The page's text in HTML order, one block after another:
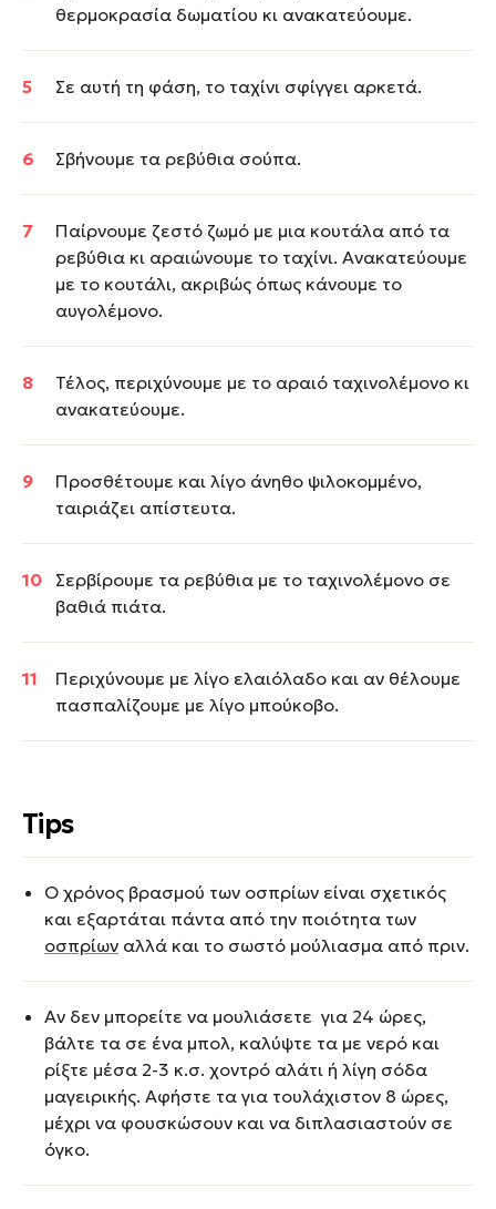
θερμοκρασία δωματίου κι ανακατεύουμε.
Σε αυτή τη φάση, το ταχίνι σφίγγει αρκετά.
Σβήνουμε τα ρεβύθια σούπα.
Παίρνουμε ζεστό ζωμό με μια κουτάλα από τα
ρεβύθια κι αραιώνουμε το ταχίνι. Ανακατεύουμε
με το κουτάλι, ακριβώς όπως κάνουμε το
αυγολέμονο.
Τέλος, περιχύνουμε με το αραιό ταχινολέμονο κι
ανακατεύουμε.
Προσθέτουμε και λίγο άνηθο ψιλοκομμένο,
ταιριάζει απίστευτα.
Σερβίρουμε τα ρεβύθια με το ταχινολέμονο σε
βαθιά πιάτα.
Περιχύνουμε με λίγο ελαιόλαδο και αν θέλουμε
πασπαλίζουμε με λίγο μπούκοβο.
Tips
Ο χρόνος βρασμού των οσπρίων είναι σχετικός
και εξαρτάται πάντα από την ποιότητα των
οσπρίων αλλά και το σωστό μούλιασμα από πριν.
Αν δεν μπορείτε να μουλιάσετε για 24 ώρες,
βάλτε τα σε ένα μπολ, καλύψτε τα με νερό και
ρίξτε μέσα 2-3 κ.σ. χοντρό αλάτι ή λίγη σόδα
μαγειρικής. Αφήστε τα για τουλάχιστον 8 ώρες,
μέχρι να φουσκώσουν και να διπλασιαστούν σε
όγκο.